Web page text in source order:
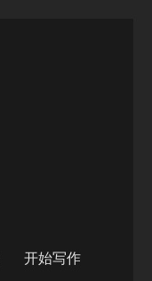
开始写作